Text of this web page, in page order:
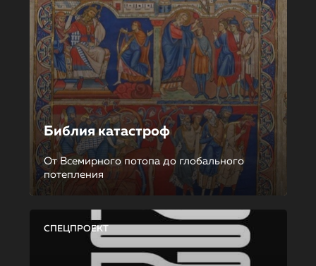
Библия катастроф
От Всемирного потопа до глобального
потепления
СПЕЦПРОЕКТ